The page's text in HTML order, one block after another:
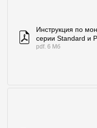
Режим работы
Инструкция по
серии Standard и
pdf. 6 Мб